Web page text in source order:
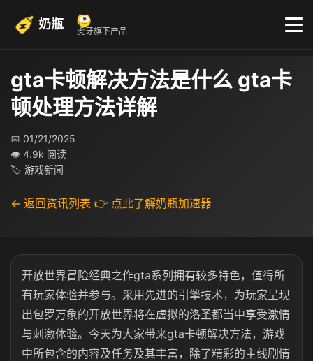
奶瓶 虎牙旗下产品
gta卡顿解决方法是什么 gta卡
顿处理方法详解
📅 01/21/2025
👁 4.9k 阅读
🏷 游戏新闻
← 返回资讯列表 👉 点此了解奶瓶加速器
开放世界冒险经典之作gta系列拥有较多特色，值得所
有玩家体验并参与。采用先进的引擎技术，为玩家呈现
出包罗万象的开放世界将在虚拟的洛圣都当中享受激情
与刺激体验。今天为大家带来gta卡顿解决方法，游戏
中所包含的内容及任务及其丰富，除了精彩的主线剧情